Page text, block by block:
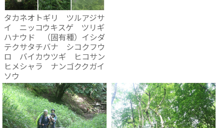
タカネオトギリ ツルアジサ
イ ニッコウキスゲ ツリギ
ハナウド （固有種）イシダ
テクサタチバナ シコクフウ
ロ バイカウツギ ヒコサン
ヒメシャラ ナンゴククガイ
ソウ